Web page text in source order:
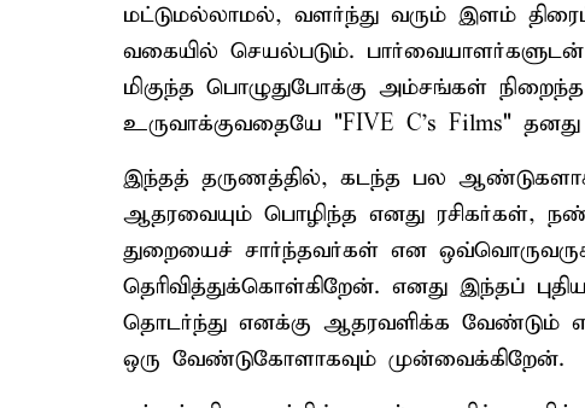
மட்டுமல்லாமல், வளர்ந்து வரும் இளம்
வகையில் செயல்படும்.
மிகுந்த பொழுதுபோக்கு அம்சங்கள்
உருவாக்குவதையே "FIVE C's Films"
இந்தத் தருணத்தில், கடந்த பல
ஆதரவையும் பொழிந்த எனது ரசிகர்கள்,
துறையைச் சார்ந்தவர்கள் என
தெரிவித்துக்கொள்கிறேன். எனது இந்தப்
தொடர்ந்து எனக்கு ஆதரவளிக்க வேண்டும்
ஒரு வேண்டுகோளாகவும் முன்வைக்கிறேன்.